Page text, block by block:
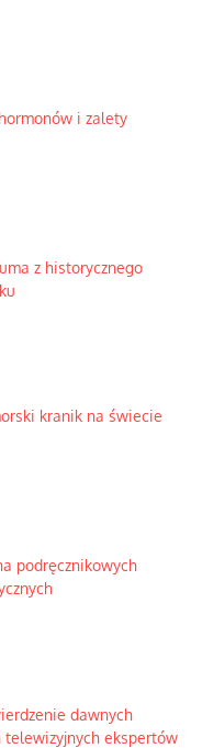
i zalety
z historycznego
kranik na świecie
podręcznikowych
dawnych
telewizyjnych ekspertów